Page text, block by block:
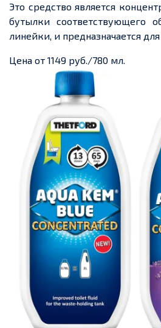
Это средство является
бутылки соответствующего
линейки, и предназначается
Цена от 1149 руб./780 мл.